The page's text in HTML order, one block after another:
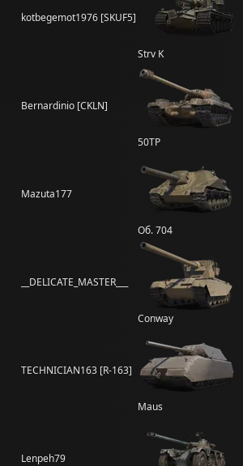
kotbegemot1976 [SKUF5]
Strv K
Bernardinio [CKLN]
50TP
Mazuta177
Об. 704
__DELICATE_MASTER___
Conway
TECHNICIAN163 [R-163]
Maus
Lenpeh79